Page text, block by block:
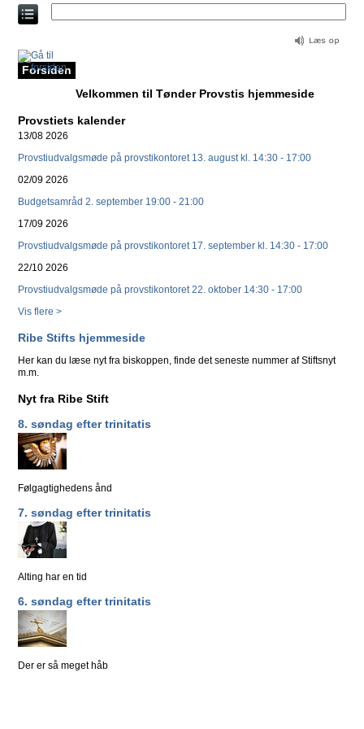
Direkte
til
Forsiden
Velkommen til Tønder Provstis hjemmeside
Provstiets kalender
13/08 2026
Provstiudvalgsmøde på provstikontoret 13. august kl. 14:30 - 17:00
02/09 2026
Budgetsamråd 2. september 19:00 - 21:00
17/09 2026
Provstiudvalgsmøde på provstikontoret 17. september kl. 14:30 - 17:00
22/10 2026
Provstiudvalgsmøde på provstikontoret 22. oktober 14:30 - 17:00
Vis flere >
Ribe Stifts hjemmeside
Her kan du læse nyt fra biskoppen, finde det seneste nummer af Stiftsnyt
m.m.
Nyt fra Ribe Stift
8. søndag efter trinitatis
Følgagtighedens ånd
7. søndag efter trinitatis
Alting har en tid
6. søndag efter trinitatis
Der er så meget håb